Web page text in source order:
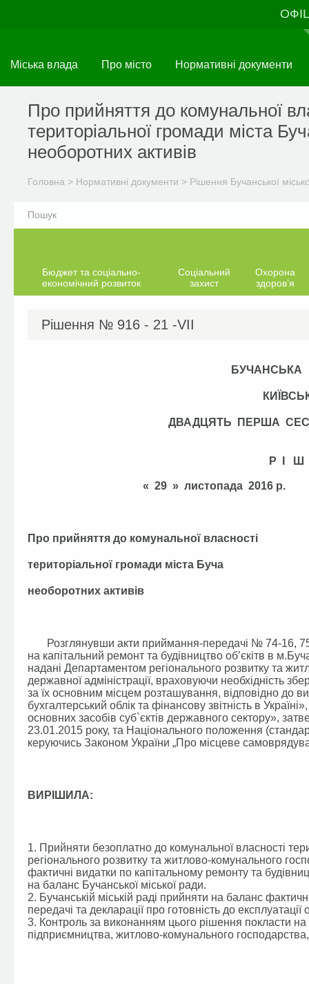
Міська влада Про місто Нормативні документи
Про прийняття до комунальної
територіальної громади міста
необоротних активів
Головна > Нормативні документи > Рішення Бучанської
Бюджет та соціально-
економічний розвиток
Соціальний
захист
Охорона
здоров’я
Рішення № 916 - 21 -VІІ
ДВАДЦЯТЬ ПЕРША
Р І
« 29 » листопада
Про прийняття до комунальної власності
територіальної громади міста Буча
необоротних активів
Розглянувши акти приймання-передачі № 74-16,
на капітальний ремонт та будівництво об’єкітв в
надані Департаментом регіонального розвитку та
державної адміністрації, враховуючи необхідність
за їх основним місцем розташування, відповідно до
бухгалтерський облік та фінансову звітність в
основних засобів суб`єктів державного сектору»,
23.01.2015 року, та Національного положення
керуючись Законом України „Про місцеве
ВИРІШИЛА:
1. Прийняти безоплатно до комунальної власності
регіонального розвитку та житлово-комунального
фактичні видатки по капітальному ремонту та
на баланс Бучанської міської ради.
2. Бучанській міській раді прийняти на баланс
передачі та декларації про готовність до
3. Контроль за виконанням цього рішення покласти на
підприємництва, житлово-комунального